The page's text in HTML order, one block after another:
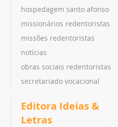
hospedagem santo afonso
missionários redentoristas
missões redentoristas
notícias
obras sociais redentoristas
secretariado vocacional
Editora Ideias &
Letras